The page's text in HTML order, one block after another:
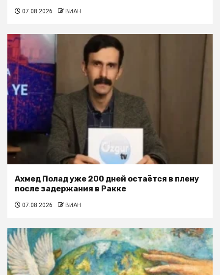
07.08.2026 ВИАН
Ахмед Полад уже 200 дней остаётся в плену
после задержания в Ракке
07.08.2026 ВИАН